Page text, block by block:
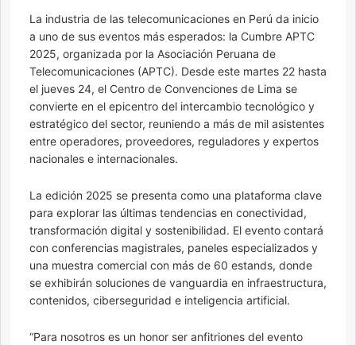
La industria de las telecomunicaciones en Perú da inicio
a uno de sus eventos más esperados: la Cumbre APTC
2025, organizada por la Asociación Peruana de
Telecomunicaciones (APTC). Desde este martes 22 hasta
el jueves 24, el Centro de Convenciones de Lima se
convierte en el epicentro del intercambio tecnológico y
estratégico del sector, reuniendo a más de mil asistentes
entre operadores, proveedores, reguladores y expertos
nacionales e internacionales.
La edición 2025 se presenta como una plataforma clave
para explorar las últimas tendencias en conectividad,
transformación digital y sostenibilidad. El evento contará
con conferencias magistrales, paneles especializados y
una muestra comercial con más de 60 estands, donde
se exhibirán soluciones de vanguardia en infraestructura,
contenidos, ciberseguridad e inteligencia artificial.
“Para nosotros es un honor ser anfitriones del evento